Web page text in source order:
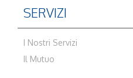
SERVIZI
I Nostri Servizi
Il Mutuo